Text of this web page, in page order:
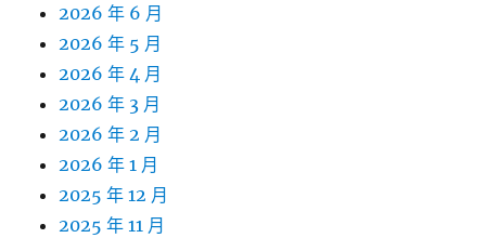
2026 年 6 月
2026 年 5 月
2026 年 4 月
2026 年 3 月
2026 年 2 月
2026 年 1 月
2025 年 12 月
2025 年 11 月